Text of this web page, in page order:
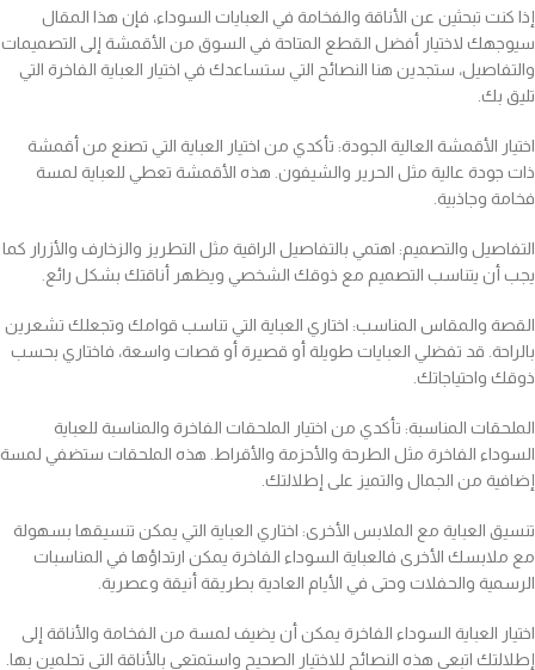
إذا كنت تبحثين عن الأناقة والفخامة في العبايات السوداء، فإن هذا المقال
سيوجهك لاختيار أفضل القطع المتاحة في السوق من الأقمشة إلى التصميمات
والتفاصيل، ستجدين هنا النصائح التي ستساعدك في اختيار العباية الفاخرة التي
تليق بك.
اختيار الأقمشة العالية الجودة: تأكدي من اختيار العباية التي تصنع من أقمشة
ذات جودة عالية مثل الحرير والشيفون. هذه الأقمشة تعطي للعباية لمسة
فخامة وجاذبية.
التفاصيل والتصميم: اهتمي بالتفاصيل الراقية مثل التطريز والزخارف والأزرار كما
يجب أن يتناسب التصميم مع ذوقك الشخصي ويظهر أناقتك بشكل رائع.
القصة والمقاس المناسب: اختاري العباية التي تناسب قوامك وتجعلك تشعرين
بالراحة. قد تفضلي العبايات طويلة أو قصيرة أو قصات واسعة، فاختاري بحسب
ذوقك واحتياجاتك.
الملحقات المناسبة: تأكدي من اختيار الملحقات الفاخرة والمناسبة للعباية
السوداء الفاخرة مثل الطرحة والأحزمة والأقراط. هذه الملحقات ستضفي لمسة
إضافية من الجمال والتميز على إطلالتك.
تنسيق العباية مع الملابس الأخرى: اختاري العباية التي يمكن تنسيقها بسهولة
مع ملابسك الأخرى فالعباية السوداء الفاخرة يمكن ارتداؤها في المناسبات
الرسمية والحفلات وحتى في الأيام العادية بطريقة أنيقة وعصرية.
اختيار العباية السوداء الفاخرة يمكن أن يضيف لمسة من الفخامة والأناقة إلى
إطلالتك اتبعي هذه النصائح للاختيار الصحيح واستمتعي بالأناقة التي تحلمين بها.